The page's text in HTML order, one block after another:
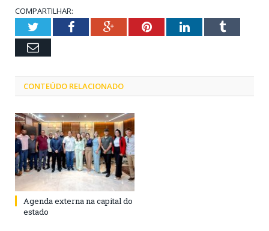
COMPARTILHAR:
TwitterFacebookGoogle+PinterestLinkedInTumblr
Email
CONTEÚDO RELACIONADO
Agenda externa na capital do
estado